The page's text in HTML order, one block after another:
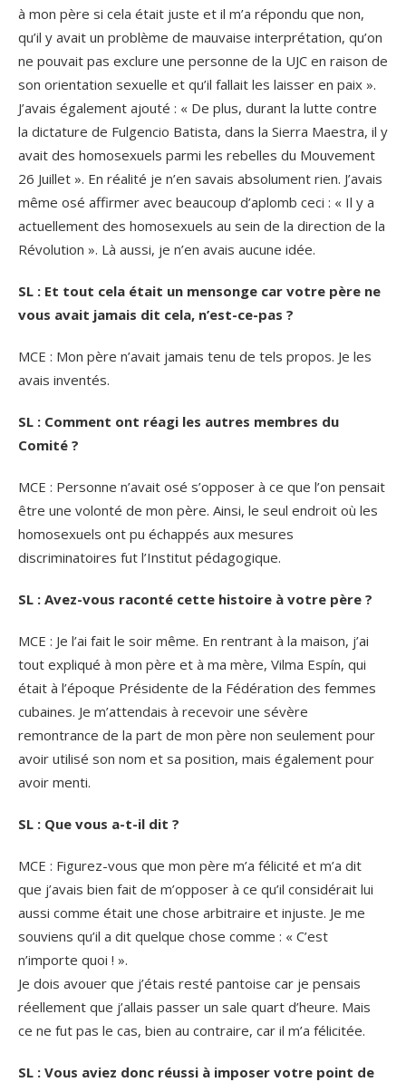
à mon père si cela était juste et il m’a répondu que non,
qu’il y avait un problème de mauvaise interprétation, qu’on
ne pouvait pas exclure une personne de la UJC en raison de
son orientation sexuelle et qu’il fallait les laisser en paix ».
J’avais également ajouté : « De plus, durant la lutte contre
la dictature de Fulgencio Batista, dans la Sierra Maestra, il y
avait des homosexuels parmi les rebelles du Mouvement
26 Juillet ». En réalité je n’en savais absolument rien. J’avais
même osé affirmer avec beaucoup d’aplomb ceci : « Il y a
actuellement des homosexuels au sein de la direction de la
Révolution ». Là aussi, je n’en avais aucune idée.
SL : Et tout cela était un mensonge car votre père ne
vous avait jamais dit cela, n’est-ce-pas ?
MCE : Mon père n’avait jamais tenu de tels propos. Je les
avais inventés.
SL : Comment ont réagi les autres membres du
Comité ?
MCE : Personne n’avait osé s’opposer à ce que l’on pensait
être une volonté de mon père. Ainsi, le seul endroit où les
homosexuels ont pu échappés aux mesures
discriminatoires fut l’Institut pédagogique.
SL : Avez-vous raconté cette histoire à votre père ?
MCE : Je l’ai fait le soir même. En rentrant à la maison, j’ai
tout expliqué à mon père et à ma mère, Vilma Espín, qui
était à l’époque Présidente de la Fédération des femmes
cubaines. Je m’attendais à recevoir une sévère
remontrance de la part de mon père non seulement pour
avoir utilisé son nom et sa position, mais également pour
avoir menti.
SL : Que vous a-t-il dit ?
MCE : Figurez-vous que mon père m’a félicité et m’a dit
que j’avais bien fait de m’opposer à ce qu’il considérait lui
aussi comme était une chose arbitraire et injuste. Je me
souviens qu’il a dit quelque chose comme : « C’est
n’importe quoi ! ».
Je dois avouer que j’étais resté pantoise car je pensais
réellement que j’allais passer un sale quart d’heure. Mais
ce ne fut pas le cas, bien au contraire, car il m’a félicitée.
SL : Vous aviez donc réussi à imposer votre point de